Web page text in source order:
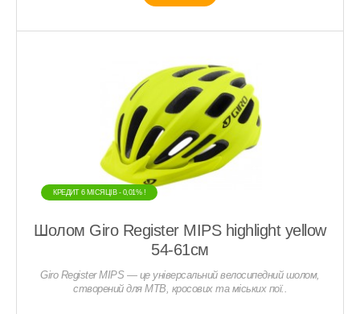
КРЕДИТ 6 МIСЯЦIВ - 0,01% !
Шолом Giro Register MIPS highlight yellow
54-61см
Giro Register MIPS — це універсальний велосипедний шолом,
створений для MTB, кросових та міських пої..